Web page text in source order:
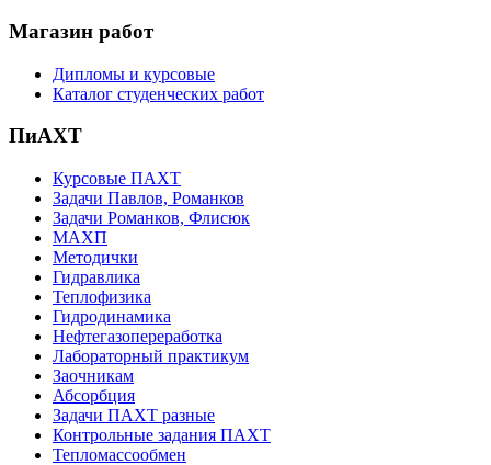
Магазин работ
Дипломы и курсовые
Каталог студенческих работ
ПиАХТ
Курсовые ПАХТ
Задачи Павлов, Романков
Задачи Романков, Флисюк
МАХП
Методички
Гидравлика
Теплофизика
Гидродинамика
Нефтегазопереработка
Лабораторный практикум
Заочникам
Абсорбция
Задачи ПАХТ разные
Контрольные задания ПАХТ
Тепломассообмен